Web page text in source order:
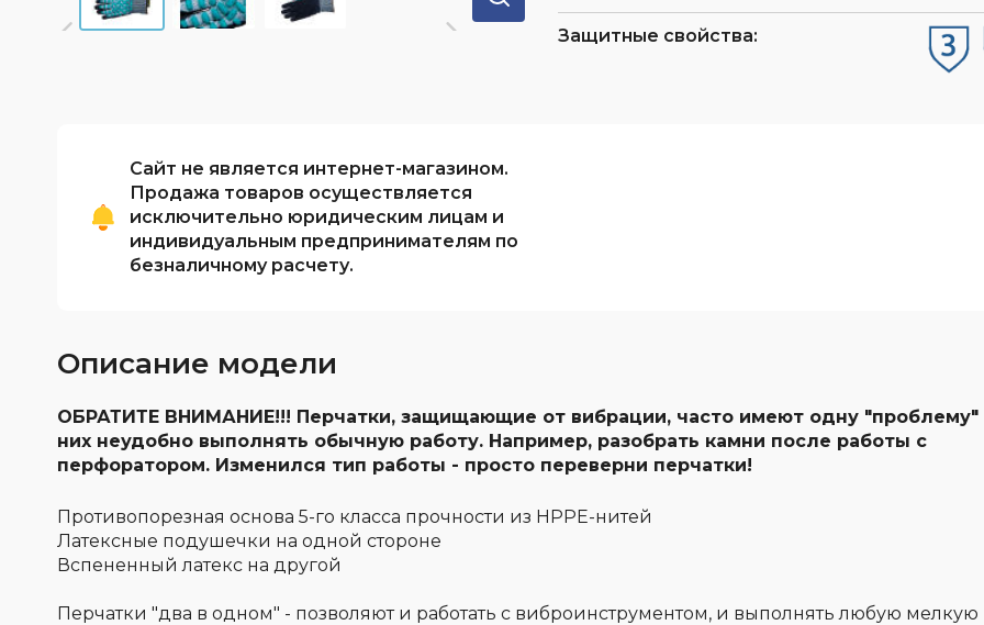
Защитные свойства:
Сайт не является интернет-магазином.
Продажа товаров осуществляется
исключительно юридическим лицам и
индивидуальным предпринимателям по
безналичному расчету.
Описание модели
ОБРАТИТЕ ВНИМАНИЕ!!! Перчатки, защищающие от вибрации, часто имеют одну "проблему"
них неудобно выполнять обычную работу. Например, разобрать камни после работы с
перфоратором. Изменился тип работы - просто переверни перчатки!
Противопорезная основа 5-го класса прочности из HPPE-нитей
Латексные подушечки на одной стороне
Вспененный латекс на другой
Перчатки "два в одном" - позволяют и работать с виброинструментом, и выполнять любую мелкую